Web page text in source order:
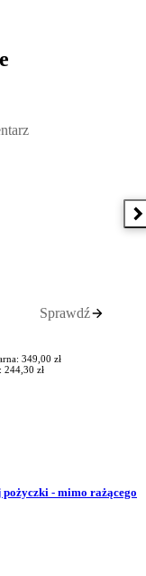
Sprawdź
349,00 zł
244,30 zł
pożyczki - mimo rażącego